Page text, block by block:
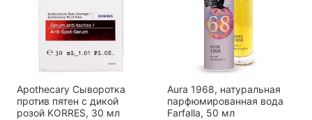
Apothecary Сыворотка
против пятен с дикой
розой KORRES, 30 мл
Aura 1968, натуральная
парфюмированная вода
Farfalla, 50 мл